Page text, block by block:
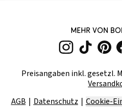
MEHR VON
Preisangaben inkl. gesetzl.
AGB
Datenschutz Cookie-